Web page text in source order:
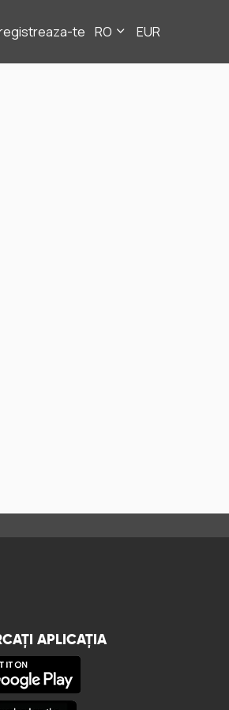
te RO EUR
APLICAȚIA